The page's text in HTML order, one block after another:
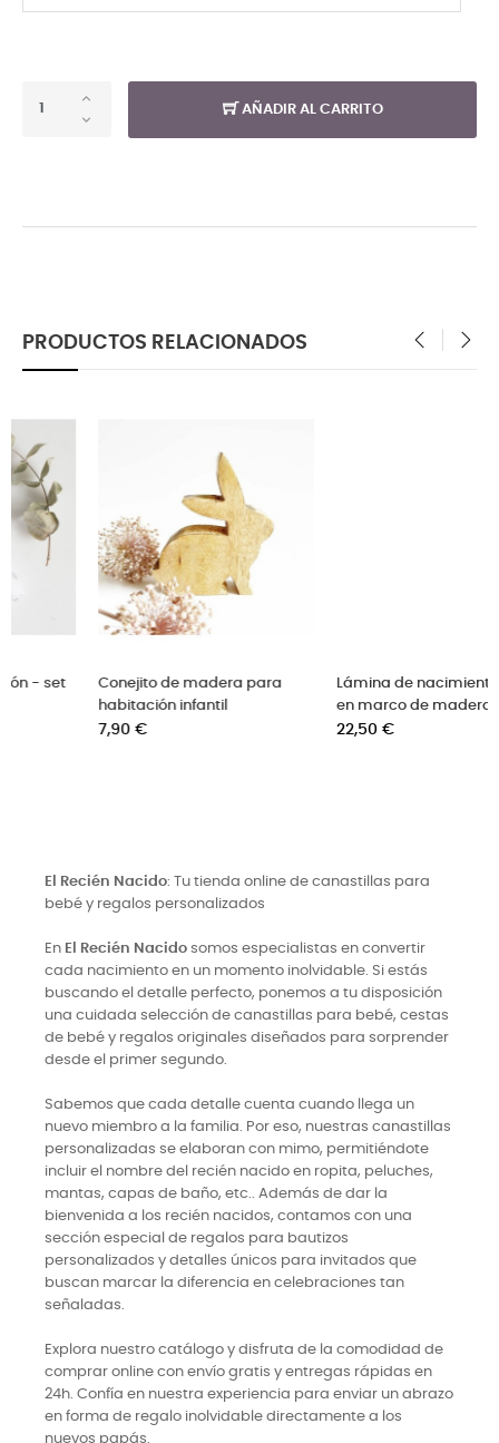
AÑADIR AL CARRITO
PRODUCTOS RELACIONADOS
Conejito de madera para
habitación infantil
Lámina de nacimiento bebe
en marco de madera
El Recién Nacido: Tu tienda online de canastillas para
bebé y regalos personalizados
En El Recién Nacido somos especialistas en convertir
cada nacimiento en un momento inolvidable. Si estás
buscando el detalle perfecto, ponemos a tu disposición
una cuidada selección de canastillas para bebé, cestas
de bebé y regalos originales diseñados para sorprender
desde el primer segundo.
Sabemos que cada detalle cuenta cuando llega un
nuevo miembro a la familia. Por eso, nuestras canastillas
personalizadas se elaboran con mimo, permitiéndote
incluir el nombre del recién nacido en ropita, peluches,
mantas, capas de baño, etc.. Además de dar la
bienvenida a los recién nacidos, contamos con una
sección especial de regalos para bautizos
personalizados y detalles únicos para invitados que
buscan marcar la diferencia en celebraciones tan
señaladas.
Explora nuestro catálogo y disfruta de la comodidad de
comprar online con envío gratis y entregas rápidas en
24h. Confía en nuestra experiencia para enviar un abrazo
en forma de regalo inolvidable directamente a los
nuevos papás.